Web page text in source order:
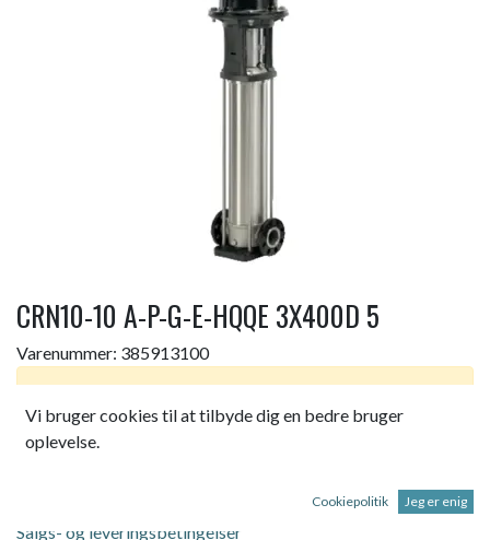
CRN10-10 A-P-G-E-HQQE 3X400D 5
Varenummer: 385913100
Salgs- og leveringsbetingelser
Vi bruger cookies til at tilbyde dig en bedre bruger
oplevelse.
Cookiepolitik Jeg er enig